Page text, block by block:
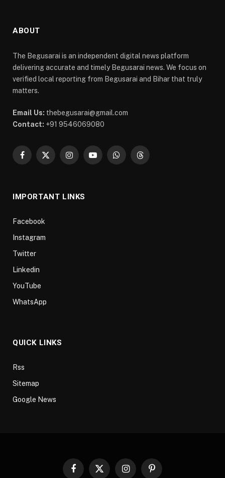
ABOUT
The Begusarai is an independent digital news platform
delivering accurate and timely Begusarai news. We focus on
verified local reporting from Begusarai and Bihar that truly
matters.
Email Us: thebegusarai@gmail.com
Contact: +91 9546069080
Facebook
X
InstagramYouTubeWhatsAppThreads
IMPORTANT LINKS
Facebook
Instagram
Twitter
Linkedin
YouTube
WhatsApp
QUICK LINKS
Rss
Sitemap
Google News
Facebook
X InstagramPinterest